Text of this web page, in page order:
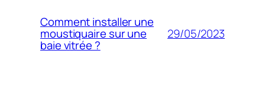
Comment installer une
moustiquaire sur une
baie vitrée ?
29/05/2023